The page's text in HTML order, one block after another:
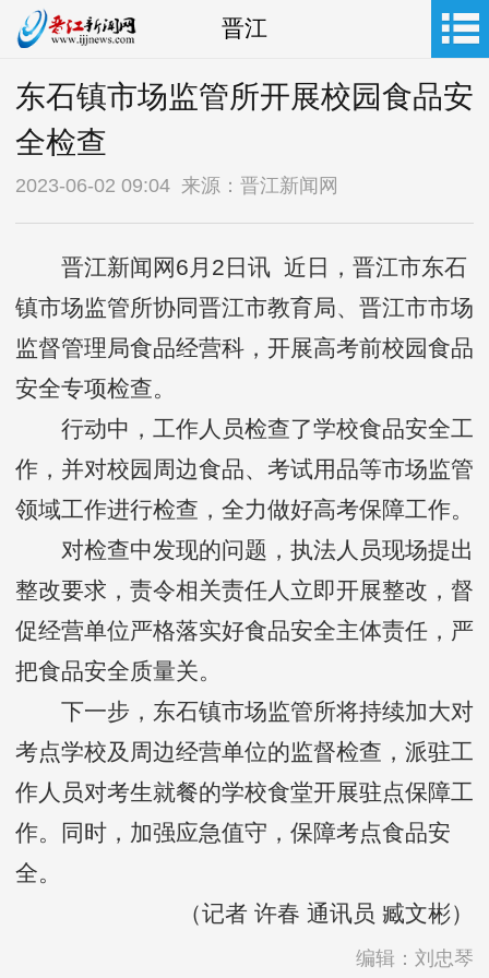
晋江
东石镇市场监管所开展校园食品安
全检查
2023-06-02 09:04 来源：晋江新闻网
晋江新闻网6月2日讯 近日，晋江市东石
镇市场监管所协同晋江市教育局、晋江市市场
监督管理局食品经营科，开展高考前校园食品
安全专项检查。
行动中，工作人员检查了学校食品安全工
作，并对校园周边食品、考试用品等市场监管
领域工作进行检查，全力做好高考保障工作。
对检查中发现的问题，执法人员现场提出
整改要求，责令相关责任人立即开展整改，督
促经营单位严格落实好食品安全主体责任，严
把食品安全质量关。
下一步，东石镇市场监管所将持续加大对
考点学校及周边经营单位的监督检查，派驻工
作人员对考生就餐的学校食堂开展驻点保障工
作。同时，加强应急值守，保障考点食品安
全。
（记者 许春 通讯员 臧文彬）
编辑：刘忠琴